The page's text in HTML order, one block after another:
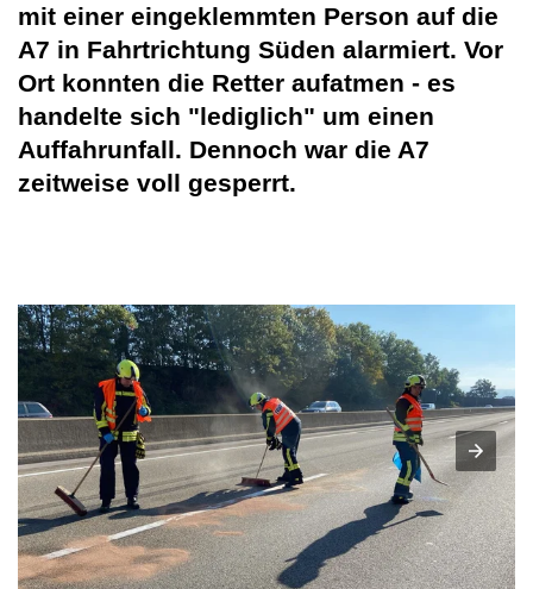
mit einer eingeklemmten Person auf die
A7 in Fahrtrichtung Süden alarmiert. Vor
Ort konnten die Retter aufatmen - es
handelte sich "lediglich" um einen
Auffahrunfall. Dennoch war die A7
zeitweise voll gesperrt.